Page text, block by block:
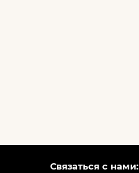
Связаться с нами: